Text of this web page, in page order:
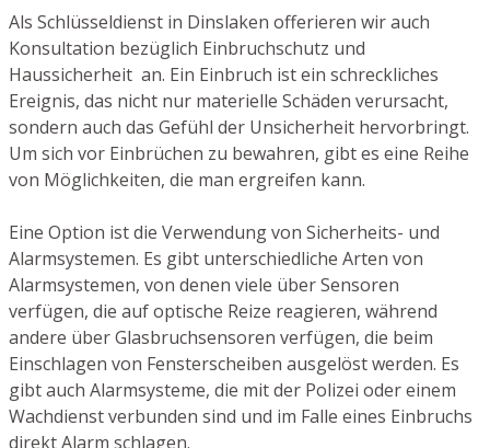
Als Schlüsseldienst in Dinslaken offerieren wir auch
Konsultation bezüglich Einbruchschutz und
Haussicherheit an. Ein Einbruch ist ein schreckliches
Ereignis, das nicht nur materielle Schäden verursacht,
sondern auch das Gefühl der Unsicherheit hervorbringt.
Um sich vor Einbrüchen zu bewahren, gibt es eine Reihe
von Möglichkeiten, die man ergreifen kann.
Eine Option ist die Verwendung von Sicherheits- und
Alarmsystemen. Es gibt unterschiedliche Arten von
Alarmsystemen, von denen viele über Sensoren
verfügen, die auf optische Reize reagieren, während
andere über Glasbruchsensoren verfügen, die beim
Einschlagen von Fensterscheiben ausgelöst werden. Es
gibt auch Alarmsysteme, die mit der Polizei oder einem
Wachdienst verbunden sind und im Falle eines Einbruchs
direkt Alarm schlagen.